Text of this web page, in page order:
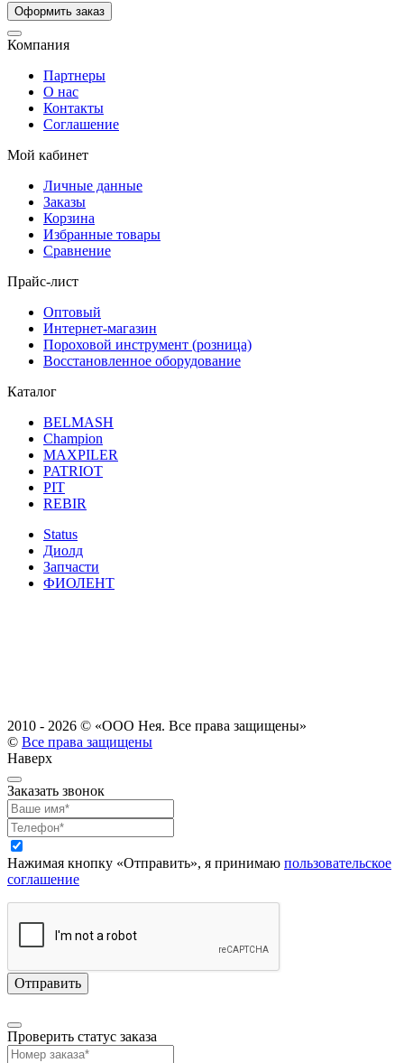
Компания
Партнеры
О нас
Контакты
Соглашение
Мой кабинет
Личные данные
Заказы
Корзина
Избранные товары
Сравнение
Прайс-лист
Оптовый
Интернет-магазин
Пороховой инструмент (розница)
Восстановленное оборудование
Каталог
BELMASH
Champion
MAXPILER
PATRIOT
PIT
REBIR
Status
Диолд
Запчасти
ФИОЛЕНТ
2010 - 2026 © «ООО Нея. Все права защищены»
© Все права защищены
Наверх
Заказать звонок
Нажимая кнопку «Отправить», я принимаю пользовательское
соглашение
Проверить статус заказа